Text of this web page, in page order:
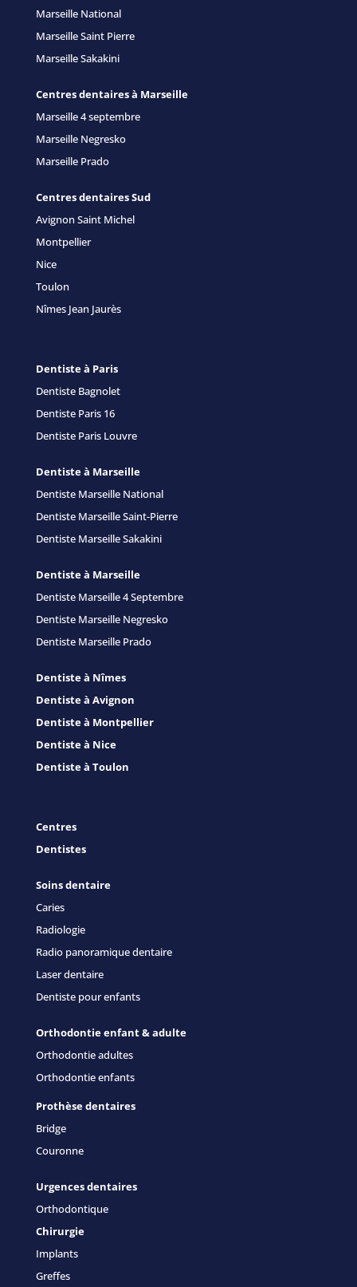
Marseille National
Marseille Saint Pierre
Marseille Sakakini
Centres dentaires à Marseille
Marseille 4 septembre
Marseille Negresko
Marseille Prado
Centres dentaires Sud
Avignon Saint Michel
Montpellier
Nice
Toulon
Nîmes Jean Jaurès
Dentiste à Paris
Dentiste Bagnolet
Dentiste Paris 16
Dentiste Paris Louvre
Dentiste à Marseille
Dentiste Marseille National
Dentiste Marseille Saint-Pierre
Dentiste Marseille Sakakini
Dentiste à Marseille
Dentiste Marseille 4 Septembre
Dentiste Marseille Negresko
Dentiste Marseille Prado
Dentiste à Nîmes
Dentiste à Avignon
Dentiste à Montpellier
Dentiste à Nice
Dentiste à Toulon
Centres
Dentistes
Soins dentaire
Caries
Radiologie
Radio panoramique dentaire
Laser dentaire
Dentiste pour enfants
Orthodontie enfant & adulte
Orthodontie adultes
Orthodontie enfants
Prothèse dentaires
Bridge
Couronne
Urgences dentaires
Orthodontique
Chirurgie
Implants
Greffes